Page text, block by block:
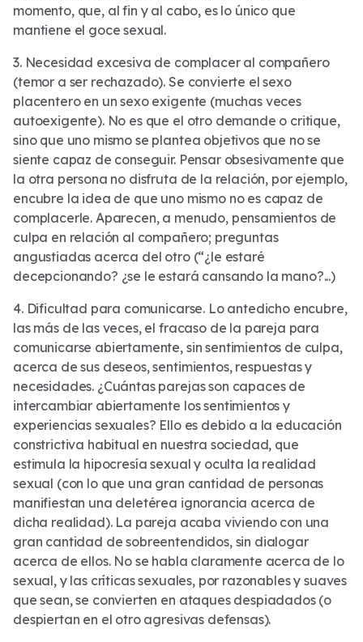
momento, que, al fin y al cabo, es lo único que
mantiene el goce sexual.
3. Necesidad excesiva de complacer al compañero
(temor a ser rechazado). Se convierte el sexo
placentero en un sexo exigente (muchas veces
autoexigente). No es que el otro demande o critique,
sino que uno mismo se plantea objetivos que no se
siente capaz de conseguir. Pensar obsesivamente que
la otra persona no disfruta de la relación, por ejemplo,
encubre la idea de que uno mismo no es capaz de
complacerle. Aparecen, a menudo, pensamientos de
culpa en relación al compañero; preguntas
angustiadas acerca del otro (“¿le estaré
decepcionando? ¿se le estará cansando la mano?...)
4. Dificultad para comunicarse. Lo antedicho encubre,
las más de las veces, el fracaso de la pareja para
comunicarse abiertamente, sin sentimientos de culpa,
acerca de sus deseos, sentimientos, respuestas y
necesidades. ¿Cuántas parejas son capaces de
intercambiar abiertamente los sentimientos y
experiencias sexuales? Ello es debido a la educación
constrictiva habitual en nuestra sociedad, que
estimula la hipocresía sexual y oculta la realidad
sexual (con lo que una gran cantidad de personas
manifiestan una deletérea ignorancia acerca de
dicha realidad). La pareja acaba viviendo con una
gran cantidad de sobreentendidos, sin dialogar
acerca de ellos. No se habla claramente acerca de lo
sexual, y las críticas sexuales, por razonables y suaves
que sean, se convierten en ataques despiadados (o
despiertan en el otro agresivas defensas).